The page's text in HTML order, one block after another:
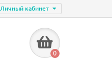
Личный кабинет
0